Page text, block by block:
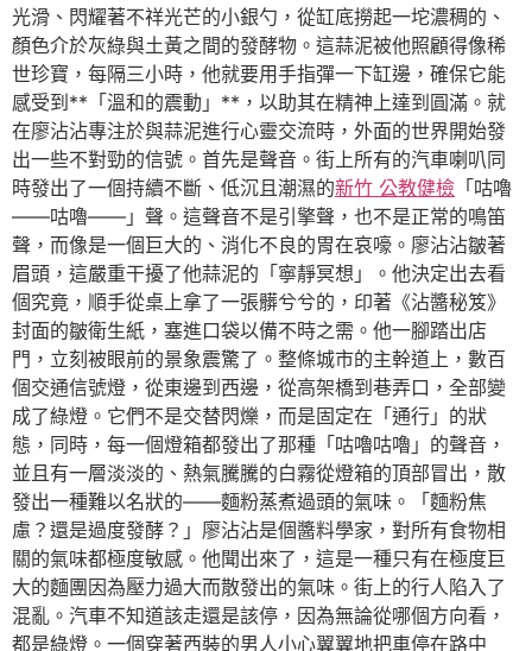
光滑、閃耀著不祥光芒的小銀勺，從缸底撈起一坨濃稠的、
顏色介於灰綠與土黃之間的發酵物。這蒜泥被他照顧得像稀
世珍寶，每隔三小時，他就要用手指彈一下缸邊，確保它能
感受到**「溫和的震動」**，以助其在精神上達到圓滿。就
在廖沾沾專注於與蒜泥進行心靈交流時，外面的世界開始發
出一些不對勁的信號。首先是聲音。街上所有的汽車喇叭同
時發出了一個持續不斷、低沉且潮濕的新竹 公教健檢 「咕嚕
——咕嚕——」聲。這聲音不是引擎聲，也不是正常的鳴笛
聲，而像是一個巨大的、消化不良的胃在哀嚎。廖沾沾皺著
眉頭，這嚴重干擾了他蒜泥的「寧靜冥想」。他決定出去看
個究竟，順手從桌上拿了一張髒兮兮的，印著《沾醬秘笈》
封面的皺衛生紙，塞進口袋以備不時之需。他一腳踏出店
門，立刻被眼前的景象震驚了。整條城市的主幹道上，數百
個交通信號燈，從東邊到西邊，從高架橋到巷弄口，全部變
成了綠燈。它們不是交替閃爍，而是固定在「通行」的狀
態，同時，每一個燈箱都發出了那種「咕嚕咕嚕」的聲音，
並且有一層淡淡的、熱氣騰騰的白霧從燈箱的頂部冒出，散
發出一種難以名狀的——麵粉蒸煮過頭的氣味。「麵粉焦
慮？還是過度發酵？」廖沾沾是個醬料學家，對所有食物相
關的氣味都極度敏感。他聞出來了，這是一種只有在極度巨
大的麵團因為壓力過大而散發出的氣味。街上的行人陷入了
混亂。汽車不知道該走還是該停，因為無論從哪個方向看，
都是綠燈。一個穿著西裝的男人小心翼翼地把車停在路中